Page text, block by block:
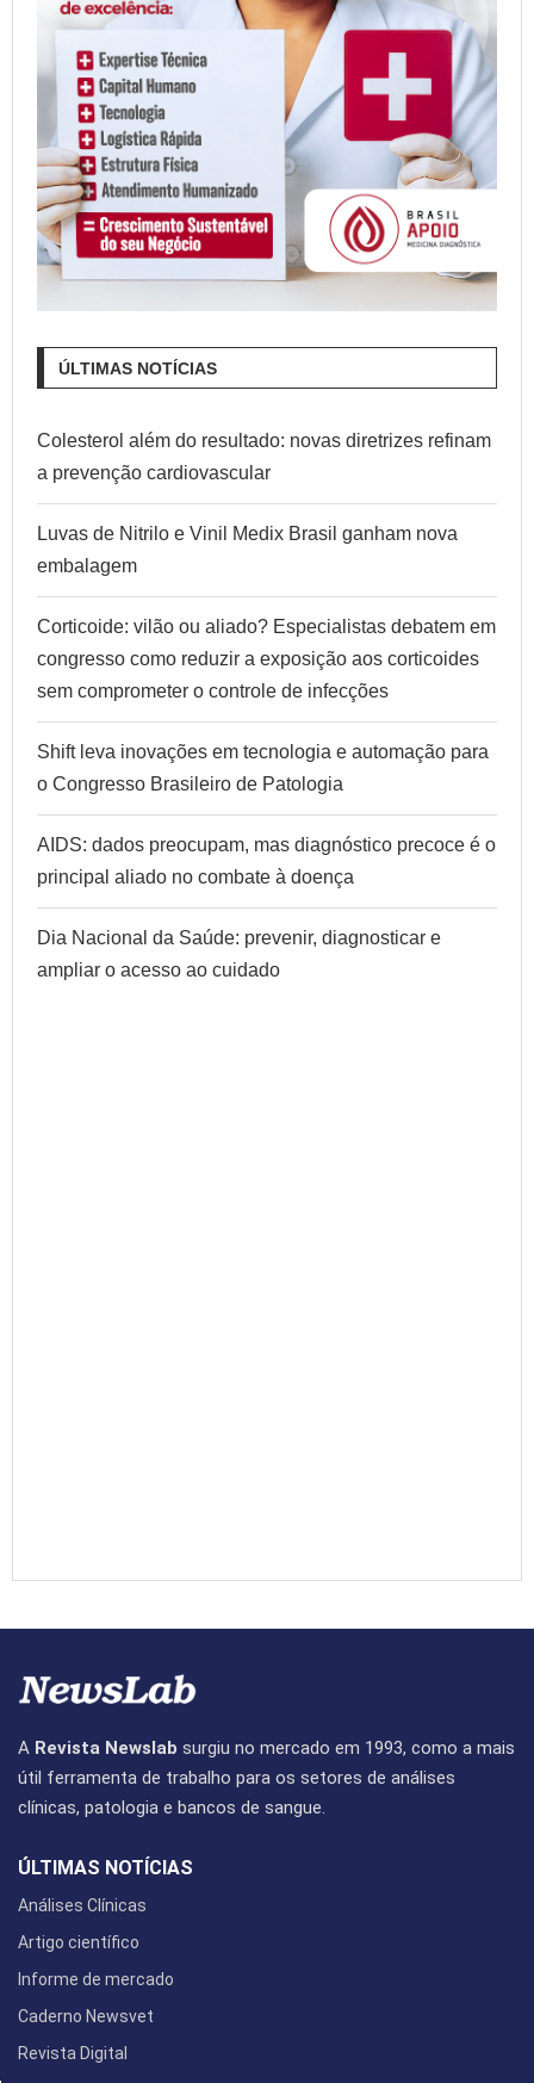
ÚLTIMAS NOTÍCIAS
Colesterol além do resultado: novas diretrizes refinam
a prevenção cardiovascular
Luvas de Nitrilo e Vinil Medix Brasil ganham nova
embalagem
Corticoide: vilão ou aliado? Especialistas debatem em
congresso como reduzir a exposição aos corticoides
sem comprometer o controle de infecções
Shift leva inovações em tecnologia e automação para
o Congresso Brasileiro de Patologia
AIDS: dados preocupam, mas diagnóstico precoce é o
principal aliado no combate à doença
Dia Nacional da Saúde: prevenir, diagnosticar e
ampliar o acesso ao cuidado
A Revista Newslab surgiu no mercado em 1993, como a mais
útil ferramenta de trabalho para os setores de análises
clínicas, patologia e bancos de sangue.
ÚLTIMAS NOTÍCIAS
Análises Clínicas
Artigo científico
Informe de mercado
Caderno Newsvet
Revista Digital